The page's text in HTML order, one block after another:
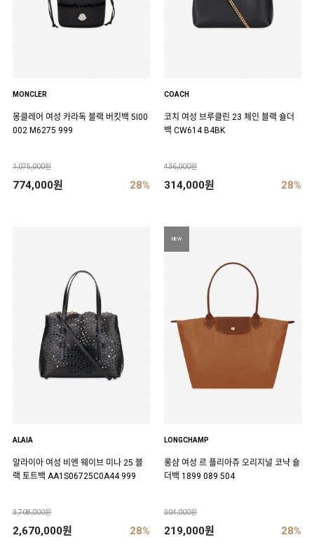
MONCLER
몽클레어 여성 카라독 블랙 버킷백 5I00
002 M6275 999
1,075,000원
774,000원 28%
COACH
코치 여성 브루클린 23 체인 블랙 숄더
백 CW614 B4BK
436,000원
314,000원 28%
ALAIA
알라이아 여성 비엔 웨이브 미나 25 블
랙 토트백 AA1S06725C0A44 999
3,708,000원
2,670,000원 28%
NEW
LONGCHAMP
롱샴 여성 르 플리아쥬 오리지널 코냑 숄
더백 1899 089 504
304,000원
219,000원 28%